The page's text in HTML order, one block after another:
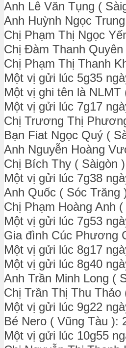
Anh Lê Văn Tụng (
Anh Huỳnh Ngọc
Chị Phạm Thị Ngọc
Chị Đàm Thanh
Chị Phạm Thị Thanh
Một vị gửi lúc 5g35
Một vị ghi tên là
Một vị gửi lúc 7g17
Chị Trương Thị
Bạn Fiat Ngọc Quý (
Anh Nguyễn Hoàng
Chị Bích Thy ( Sàigòn
Một vị gửi lúc 7g38
Anh Quốc ( Sóc Trăng
Chị Phạm Hoàng Anh
Một vị gửi lúc 7g53
Gia đình Cúc Phương
Một vị gửi lúc 8g17
Một vị gửi lúc 8g40
Anh Trần Minh Long (
Chị Trần Thị Thu
Một vị gửi lúc 9g22
Bé Nero ( Vũng Tàu ):
Một vị gửi lúc 10g55